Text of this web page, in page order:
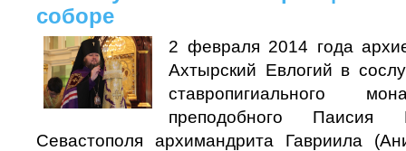
соборе
2 февраля 2014 года
Ахтырский Евлогий в
ставропигиального
преподобного Паисия
Севастополя архимандрита Гавриила